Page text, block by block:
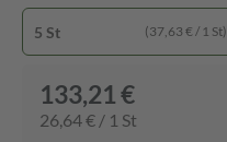
5 St (37,63 € / 1 St)
133,21 €
26,64 € / 1 St